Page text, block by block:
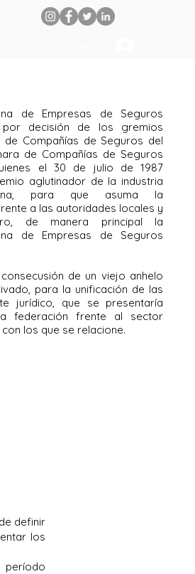
de Empresas de Seguros
por decisión de los gremios
Compañías de Seguros del
de Compañías de Seguros
el 30 de julio de 1987
aglutinador de la industria
para que asuma la
a las autoridades locales y
de manera principal la
de Empresas de Seguros
de un viejo anhelo
para la unificación de las
jurídico, que se presentaría
federación frente al sector
los que se relacione.
definir
los
período